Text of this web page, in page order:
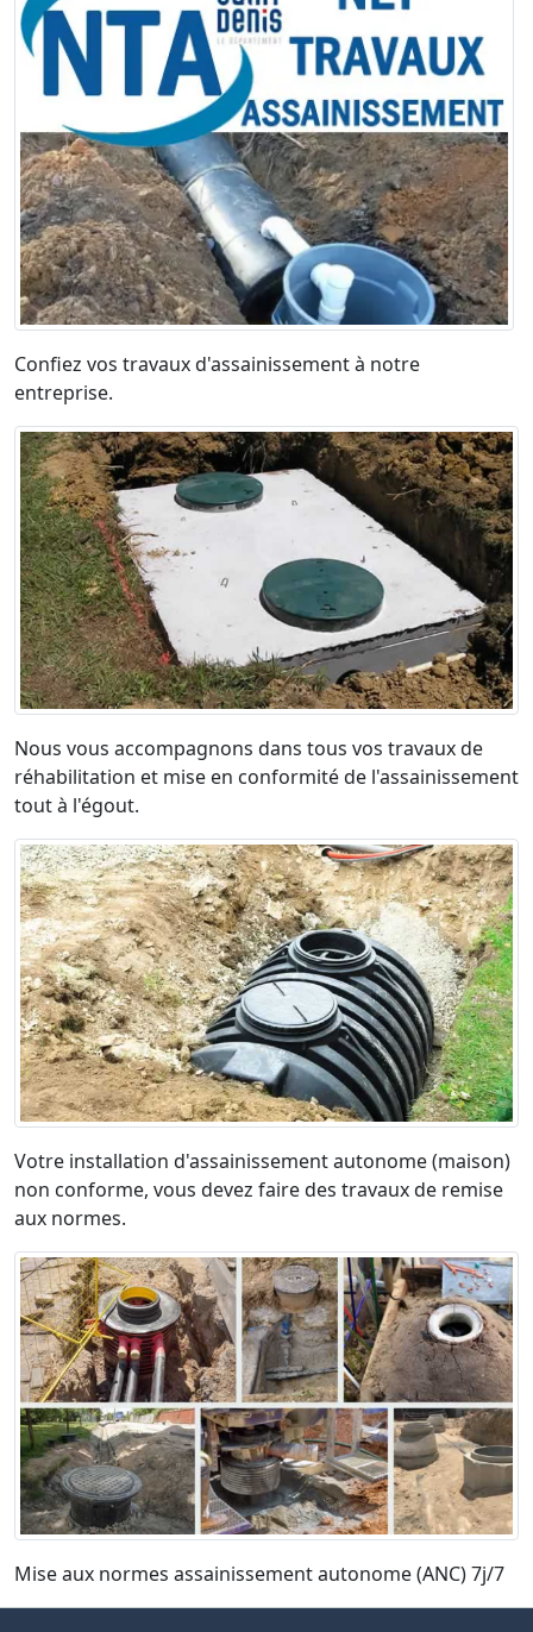
Confiez vos travaux d'assainissement à notre
entreprise.
Nous vous accompagnons dans tous vos travaux de
réhabilitation et mise en conformité de l'assainissement
tout à l'égout.
Votre installation d'assainissement autonome (maison)
non conforme, vous devez faire des travaux de remise
aux normes.
Mise aux normes assainissement autonome (ANC) 7j/7